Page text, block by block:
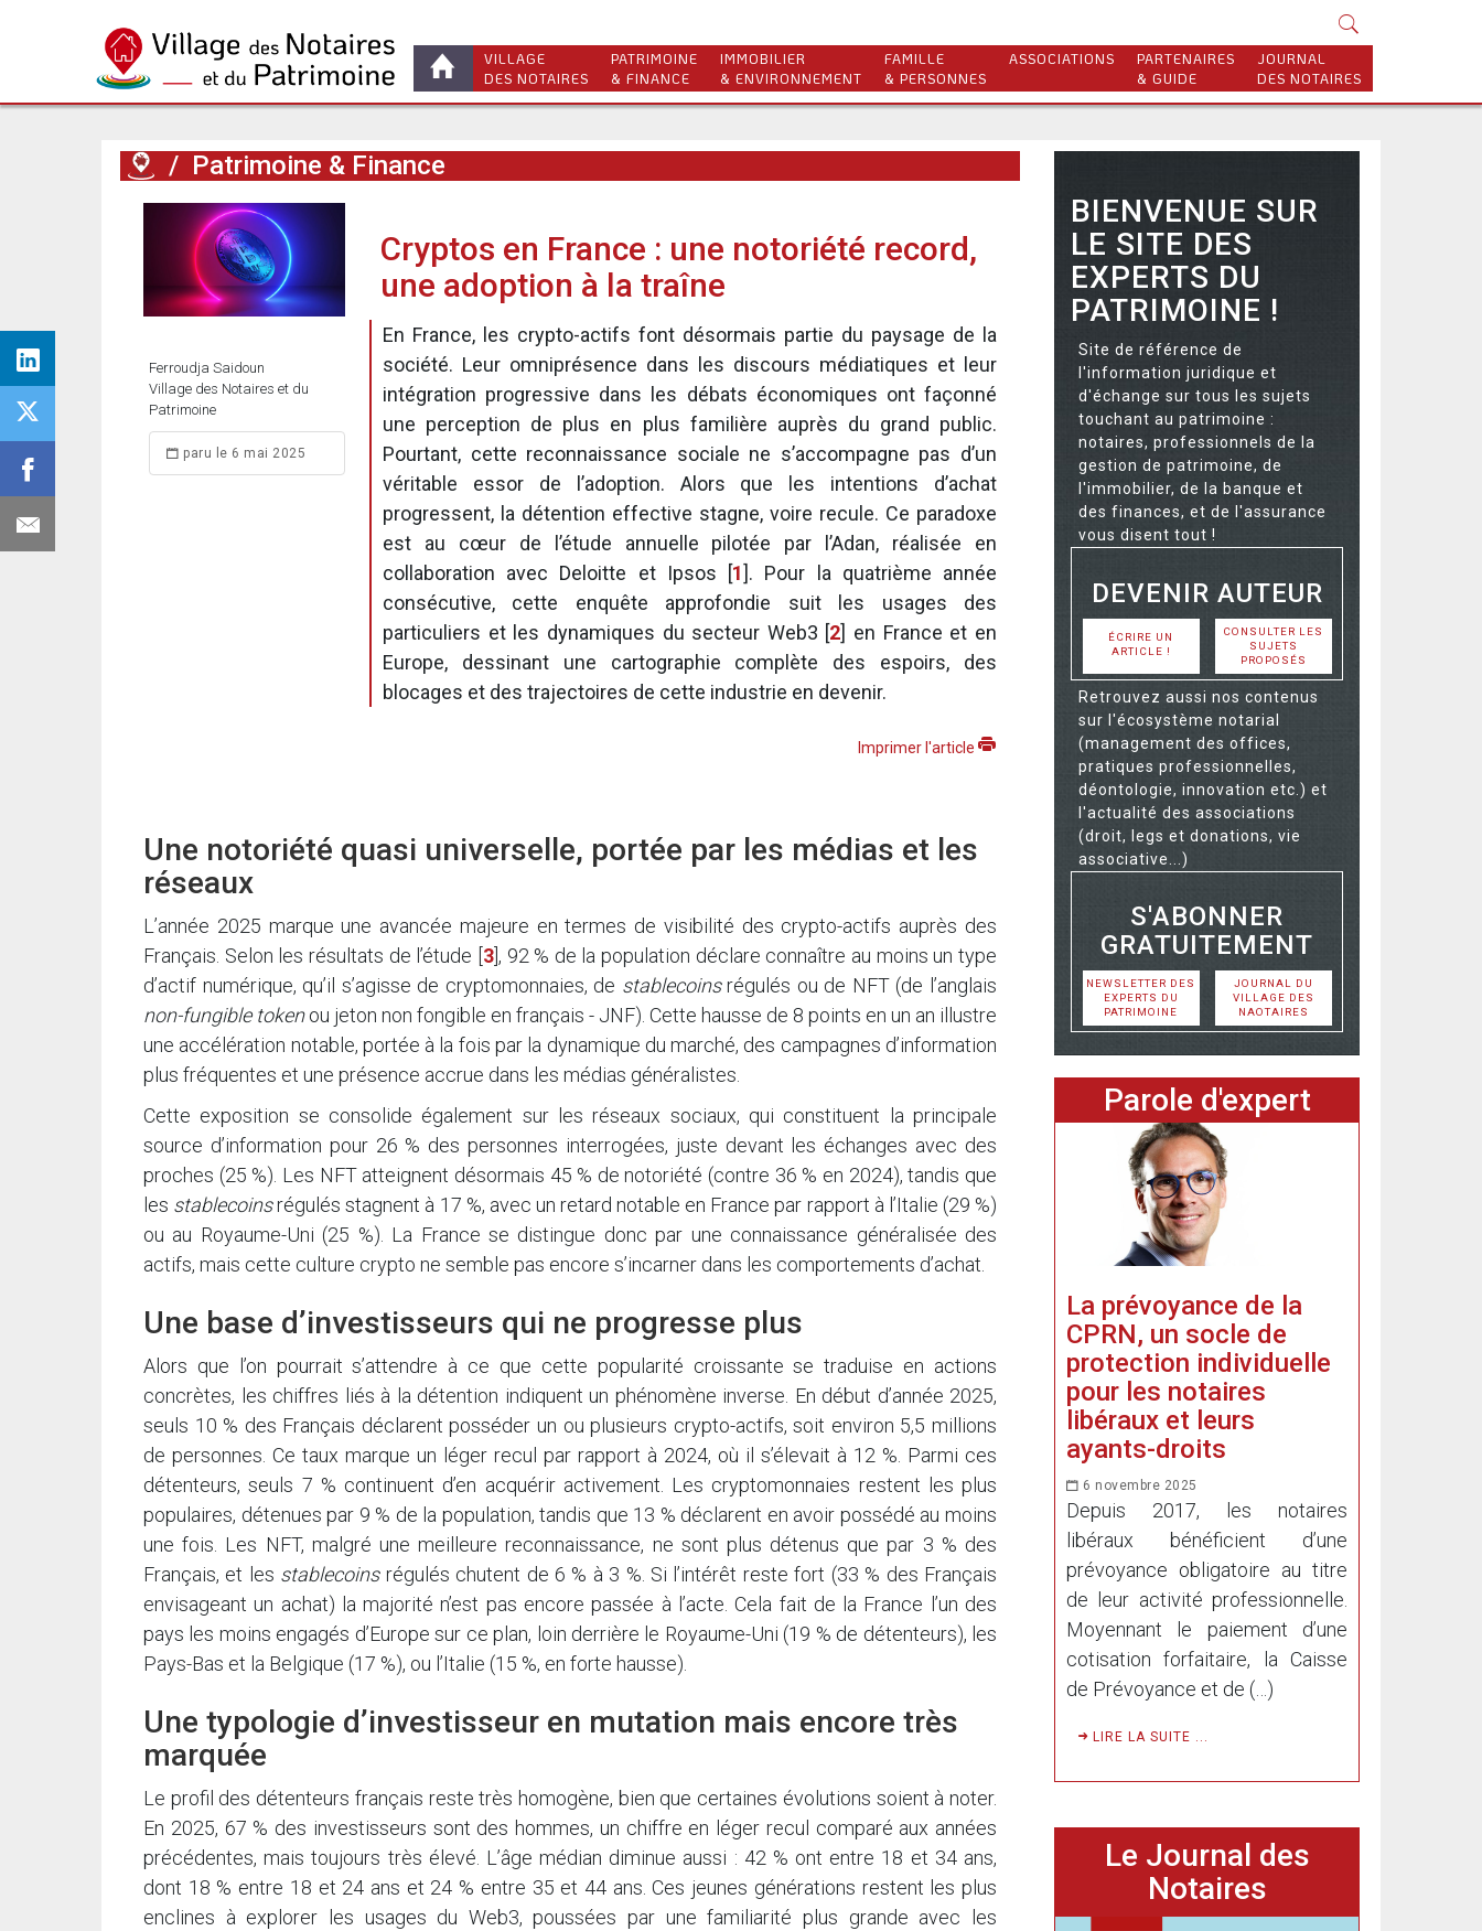
VILLAGE
DES NOTAIRES
PATRIMOINE
& FINANCE
IMMOBILIER
& ENVIRONNEMENT
FAMILLE
& PERSONNES
ASSOCIATIONS
PARTENAIRES
& GUIDE
JOURNAL
DES NOTAIRES
/ Patrimoine & Finance
Ferroudja Saidoun
Village des Notaires et du
Patrimoine
paru le 6 mai 2025
Cryptos en France : une notoriété record,
une adoption à la traîne
En France, les crypto-actifs font désormais partie du paysage de la
société. Leur omniprésence dans les discours médiatiques et leur
intégration progressive dans les débats économiques ont façonné
une perception de plus en plus familière auprès du grand public.
Pourtant, cette reconnaissance sociale ne s’accompagne pas d’un
véritable essor de l’adoption. Alors que les intentions d’achat
progressent, la détention effective stagne, voire recule. Ce paradoxe
est au cœur de l’étude annuelle pilotée par l’Adan, réalisée en
collaboration avec Deloitte et Ipsos [1]. Pour la quatrième année
consécutive, cette enquête approfondie suit les usages des
particuliers et les dynamiques du secteur Web3 [2] en France et en
Europe, dessinant une cartographie complète des espoirs, des
blocages et des trajectoires de cette industrie en devenir.
Imprimer l'article
Une notoriété quasi universelle, portée par les médias et les
réseaux
L’année 2025 marque une avancée majeure en termes de visibilité des crypto-actifs auprès des
Français. Selon les résultats de l’étude 3], 92 % de la population déclare connaître au moins un type
d’actif numérique, qu’il s’agisse de cryptomonnaies, de stablecoinsrégulés ou de NFT (de l’anglais
non-fungible tokenou jeton non fongible en français - JNF). Cette hausse de 8 points en un an illustre
une accélération notable, portée à la fois par la dynamique du marché, des campagnes d’information
plus fréquentes et une présence accrue dans les médias généralistes.
Cette exposition se consolide également sur les réseaux sociaux, qui constituent la principale
source d’information pour 26 % des personnes interrogées, juste devant les échanges avec des
proches (25 %). Les NFT atteignent désormais 45 % de notoriété (contre 36 % en 2024), tandis que
les stablecoinsrégulés stagnent à 17 %, avec un retard notable en France par rapport à l’Italie (29 %)
ou au Royaume-Uni (25 %). La France se distingue donc par une connaissance généralisée des
actifs, mais cette culture crypto ne semble pas encore s’incarner dans les comportements d’achat.
Une base d’investisseurs qui ne progresse plus
Alors que l’on pourrait s’attendre à ce que cette popularité croissante se traduise en actions
concrètes, les chiffres liés à la détention indiquent un phénomène inverse. En début d’année 2025,
seuls 10 % des Français déclarent posséder un ou plusieurs crypto-actifs, soit environ 5,5 millions
de personnes. Ce taux marque un léger recul par rapport à 2024, où il s’élevait à 12 %. Parmi ces
détenteurs, seuls 7 % continuent d’en acquérir activement. Les cryptomonnaies restent les plus
populaires, détenues par 9 % de la population, tandis que 13 % déclarent en avoir possédé au moins
une fois. Les NFT, malgré une meilleure reconnaissance, ne sont plus détenus que par 3 % des
Français, et les stablecoinsrégulés chutent de 6 % à 3 %. Si l’intérêt reste fort (33 % des Français
envisageant un achat) la majorité n’est pas encore passée à l’acte. Cela fait de la France l’un des
pays les moins engagés d’Europe sur ce plan, loin derrière le Royaume-Uni (19 % de détenteurs), les
Pays-Bas et la Belgique (17 %), ou l’Italie (15 %, en forte hausse).
Une typologie d’investisseur en mutation mais encore très
marquée
Le profil des détenteurs français reste très homogène, bien que certaines évolutions soient à noter.
En 2025, 67 % des investisseurs sont des hommes, un chiffre en léger recul comparé aux années
précédentes, mais toujours très élevé. L’âge médian diminue aussi : 42 % ont entre 18 et 34 ans,
dont 18 % entre 18 et 24 ans et 24 % entre 35 et 44 ans. Ces jeunes générations restent les plus
enclines à explorer les usages du Web3, poussées par une familiarité plus grande avec les
BIENVENUE SUR
LE SITE DES
EXPERTS DU
PATRIMOINE !
Site de référence de
l'information juridique et
d'échange sur tous les sujets
touchant au patrimoine :
notaires, professionnels de la
gestion de patrimoine, de
l'immobilier, de la banque et
des finances, et de l'assurance
vous disent tout !
DEVENIR AUTEUR
ÉCRIRE UN
ARTICLE !
CONSULTER LES
SUJETS
PROPOSÉS
Retrouvez aussi nos contenus
sur l'écosystème notarial
(management des offices,
pratiques professionnelles,
déontologie, innovation etc.) et
l'actualité des associations
(droit, legs et donations, vie
associative...)
S'ABONNER
GRATUITEMENT
NEWSLETTER DES
EXPERTS DU
PATRIMOINE
JOURNAL DU
VILLAGE DES
NAOTAIRES
Parole d'expert
La prévoyance de la
CPRN, un socle de
protection individuelle
pour les notaires
libéraux et leurs
ayants-droits
6 novembre 2025
Depuis 2017, les notaires
libéraux bénéficient d’une
prévoyance obligatoire au titre
de leur activité professionnelle.
Moyennant le paiement d’une
cotisation forfaitaire, la Caisse
de Prévoyance et de (…)
LIRE LA SUITE ...
Le Journal des
Notaires